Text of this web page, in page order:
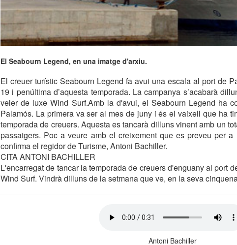
El Seabourn Legend, en una imatge d'arxiu.
El creuer turístic Seabourn Legend fa avui una escala al port de
19 i penúltima d’aquesta temporada. La campanya s’acabarà
veler de luxe Wind Surf.Amb la d'avui, el Seabourn Legend ha
Palamós. La primera va ser al mes de juny i és el vaixell que ha
temporada de creuers. Aquesta es tancarà dilluns vinent amb un
passatgers. Poc a veure amb el creixement que es preveu per
confirma el regidor de Turisme, Antoni Bachiller.
CITA ANTONI BACHILLER
L'encarregat de tancar la temporada de creuers d'enguany al port
Wind Surf. Vindrà dilluns de la setmana que ve, en la seva
Antoni Bachiller